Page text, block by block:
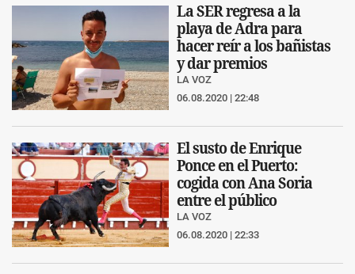
La SER regresa a la
playa de Adra para
hacer reír a los bañistas
y dar premios
LA VOZ
06.08.2020 | 22:48
El susto de Enrique
Ponce en el Puerto:
cogida con Ana Soria
entre el público
LA VOZ
06.08.2020 | 22:33